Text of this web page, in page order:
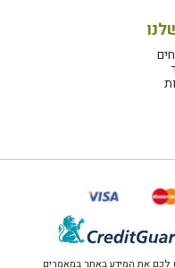
לכם את המידע באתר במאמרים